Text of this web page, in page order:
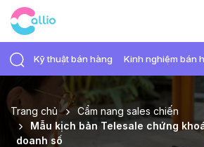
Kỹ thuật bán hàng Kinh nghiệm bán
Trang chủ
Cẩm nang sales chiến
Mẫu kịch bản Telesale chứng
doanh số